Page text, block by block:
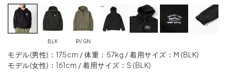
BLK RVGN
モデル(男性)：175cm / 体重：57kg / 着用サイズ：M (BLK)
モデル(女性)：161cm / 着用サイズ：S (BLK)